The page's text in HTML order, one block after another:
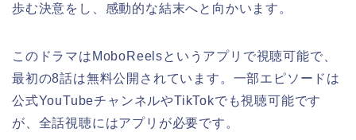
歩む決意をし、感動的な結末へと向かいます。
このドラマはMoboReelsというアプリで視聴可能で、
最初の8話は無料公開されています。一部エピソードは
公式YouTubeチャンネルやTikTokでも視聴可能です
が、全話視聴にはアプリが必要です。